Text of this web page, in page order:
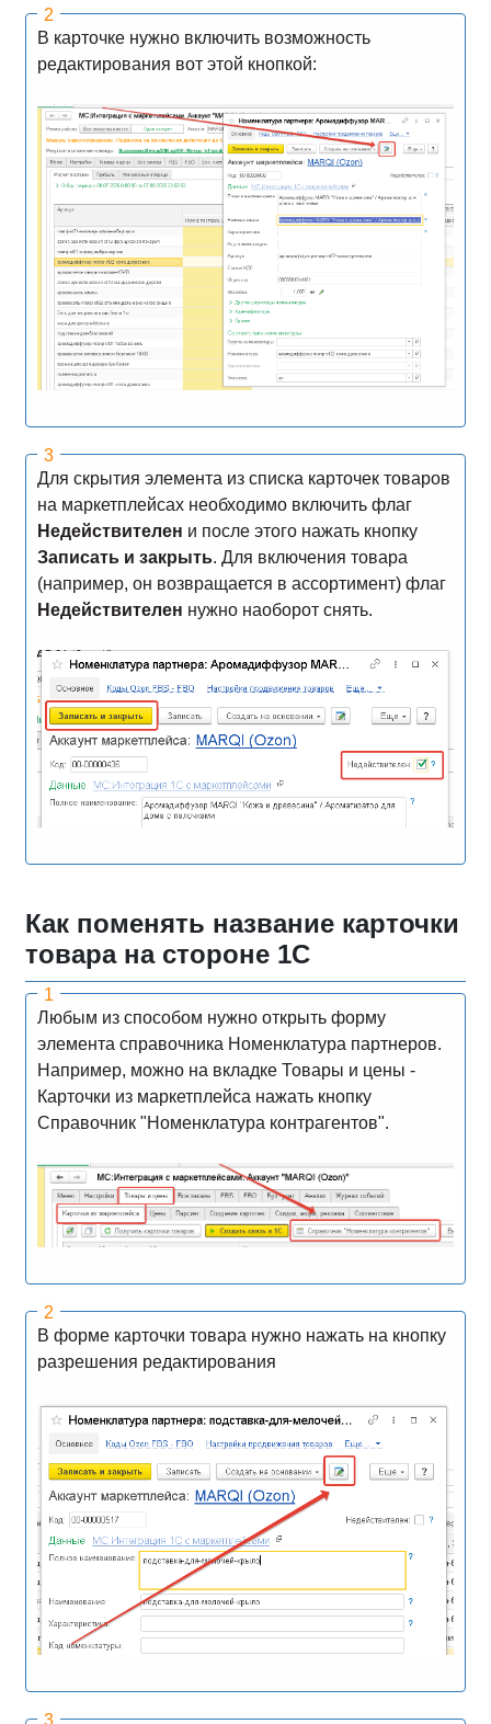
В карточке нужно включить возможность
редактирования вот этой кнопкой:
Для скрытия элемента из списка карточек товаров
на маркетплейсах необходимо включить флаг
Недействителен и после этого нажать кнопку
Записать и закрыть. Для включения товара
(например, он возвращается в ассортимент) флаг
Недействителен нужно наоборот снять.
Как поменять название карточки
товара на стороне 1С
Любым из способом нужно открыть форму
элемента справочника Номенклатура партнеров.
Например, можно на вкладке Товары и цены -
Карточки из маркетплейса нажать кнопку
Справочник "Номенклатура контрагентов".
В форме карточки товара нужно нажать на кнопку
разрешения редактирования